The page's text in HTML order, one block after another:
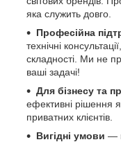
яка служить довго.
Професійна
технічні
складності. Ми не
ваші задачі!
Для бізнесу та
ефективні рішення
приватних клієнтів.
Вигідні умови —